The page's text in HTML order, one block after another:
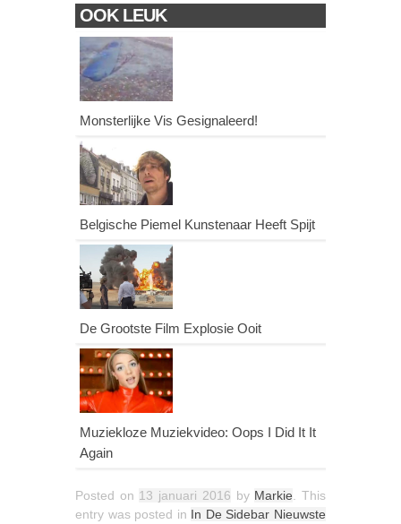
OOK LEUK
Monsterlijke Vis Gesignaleerd!
Belgische Piemel Kunstenaar Heeft Spijt
De Grootste Film Explosie Ooit
Muziekloze Muziekvideo: Oops I Did It It
Again
Posted on 13 januari 2016 by Markie . This
entry was posted in In De Sidebar Nieuwste